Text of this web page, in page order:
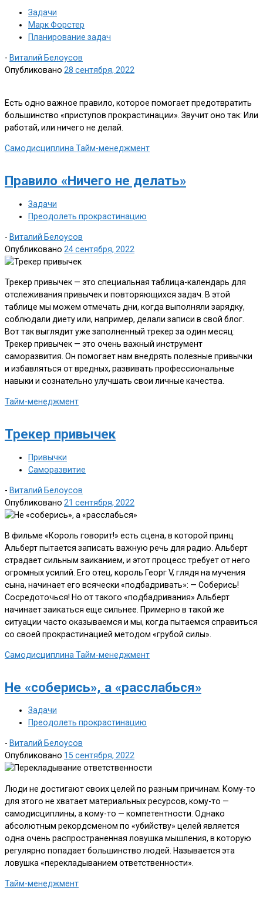
Задачи
Марк Форстер
Планирование задач
- Виталий Белоусов
Опубликовано 28 сентября, 2022
Есть одно важное правило, которое помогает предотвратить
большинство «приступов прокрастинации». Звучит оно так: Или
работай, или ничего не делай.
СамодисциплинаТайм-менеджмент
Правило «Ничего не делать»
Задачи
Преодолеть прокрастинацию
- Виталий Белоусов
Опубликовано 24 сентября, 2022
Трекер привычек — это специальная таблица-календарь для
отслеживания привычек и повторяющихся задач. В этой
таблице мы можем отмечать дни, когда выполняли зарядку,
соблюдали диету или, например, делали записи в свой блог.
Вот так выглядит уже заполненный трекер за один месяц:
Трекер привычек — это очень важный инструмент
саморазвития. Он помогает нам внедрять полезные привычки
и избавляться от вредных, развивать профессиональные
навыки и сознательно улучшать свои личные качества.
Тайм-менеджмент
Трекер привычек
Привычки
Саморазвитие
- Виталий Белоусов
Опубликовано 21 сентября, 2022
В фильме «Король говорит!» есть сцена, в которой принц
Альберт пытается записать важную речь для радио. Альберт
страдает сильным заиканием, и этот процесс требует от него
огромных усилий. Его отец, король Георг V, глядя на мучения
сына, начинает его всячески «подбадривать»: — Соберись!
Сосредоточься! Но от такого «подбадривания» Альберт
начинает заикаться еще сильнее. Примерно в такой же
ситуации часто оказываемся и мы, когда пытаемся справиться
со своей прокрастинацией методом «грубой силы».
Самодисциплина Тайм-менеджмент
Не «соберись», а «расслабься»
Задачи
Преодолеть прокрастинацию
- Виталий Белоусов
Опубликовано 15 сентября, 2022
Люди не достигают своих целей по разным причинам. Кому-то
для этого не хватает материальных ресурсов, кому-то —
самодисциплины, а кому-то — компетентности. Однако
абсолютным рекордсменом по «убийству» целей является
одна очень распространенная ловушка мышления, в которую
регулярно попадает большинство людей. Называется эта
ловушка «перекладыванием ответственности».
Тайм-менеджмент